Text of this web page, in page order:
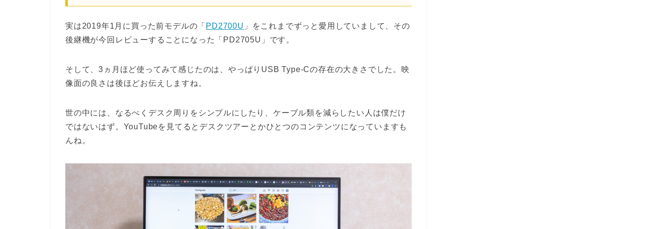
実は2019年1月に買った前モデルの「 PD2700U 」をこれまでずっと愛用していまして、その
後継機が今回レビューすることになった「PD2705U」です。
そして、3ヵ月ほど使ってみて感じたのは、やっぱりUSB Type-Cの存在の大きさでした。映
像面の良さは後ほどお伝えしますね。
世の中には、なるべくデスク周りをシンプルにしたり、ケーブル類を減らしたい人は僕だけ
ではないはず。YouTubeを見てるとデスクツアーとかひとつのコンテンツになっていますも
んね。